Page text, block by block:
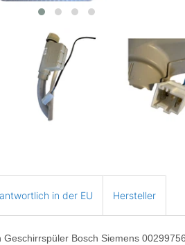
in der EU Hersteller
Bosch Siemens